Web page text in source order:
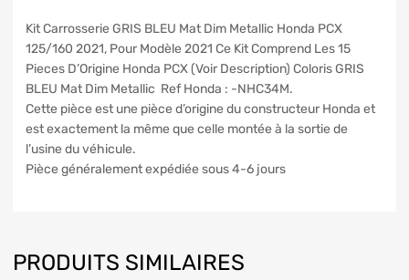
Kit Carrosserie GRIS BLEU Mat Dim Metallic Honda PCX
125/160 2021, Pour Modèle 2021 Ce Kit Comprend Les 15
Pieces D’Origine Honda PCX (Voir Description) Coloris GRIS
BLEU Mat Dim Metallic Ref Honda : -NHC34M.
Cette pièce est une pièce d’origine du constructeur Honda et
est exactement la même que celle montée à la sortie de
l’usine du véhicule.
Pièce généralement expédiée sous 4-6 jours
PRODUITS SIMILAIRES